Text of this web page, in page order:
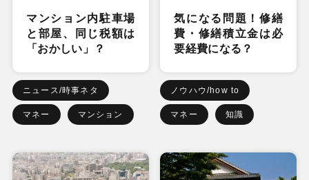
マンション内駐車場
と部屋、同じ税額は
「おかしい」？
ニュース/時事ネタ
マネー マンション
気になる問題！修繕
費・修繕積立金は必
要経費になる？
ノウハウ/how to
マネー 知識